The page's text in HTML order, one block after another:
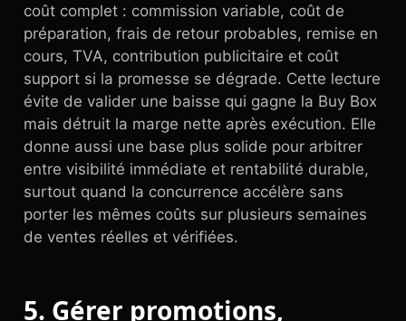
coût complet : commission variable, coût de
préparation, frais de retour probables, remise en
cours, TVA, contribution publicitaire et coût
support si la promesse se dégrade. Cette lecture
évite de valider une baisse qui gagne la Buy Box
mais détruit la marge nette après exécution. Elle
donne aussi une base plus solide pour arbitrer
entre visibilité immédiate et rentabilité durable,
surtout quand la concurrence accélère sans
porter les mêmes coûts sur plusieurs semaines
de ventes réelles et vérifiées.
5. Gérer promotions,